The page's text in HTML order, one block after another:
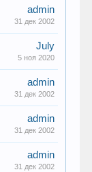
admin
31 дек 2002
July
5 ноя 2020
admin
31 дек 2002
admin
31 дек 2002
admin
31 дек 2002